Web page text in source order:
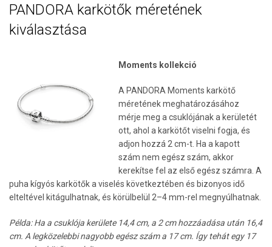
PANDORA karkötők méretének
kiválasztása
Moments kollekció
A PANDORA Moments karkötő
méretének meghatározásához
mérje meg a csuklójának a kerületét
ott, ahol a karkötőt viselni fogja, és
adjon hozzá 2 cm-t. Ha a kapott
szám nem egész szám, akkor
kerekítse fel az első egész számra. A
puha kígyós karkötők a viselés következtében és bizonyos idő
elteltével kitágulhatnak, és körülbelül 2–4 mm-rel megnyúlhatnak.
Példa: Ha a csuklója kerülete 14,4 cm, a 2 cm hozzáadása után 16,4
cm. A legközelebbi nagyobb egész szám a 17 cm. Így tehát egy 17